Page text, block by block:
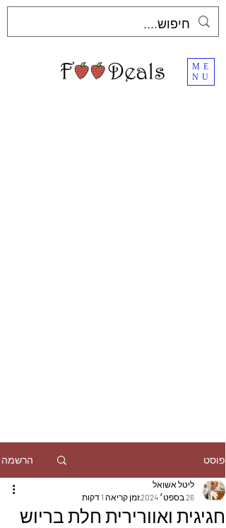
ME
NU
פוסט הרשמה
חגיגית ואוורירית חלת בריוש
ליטל אשואל
26 בספט׳ 2024
זמן קריאה 1 דקות